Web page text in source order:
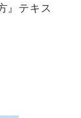
』テキス